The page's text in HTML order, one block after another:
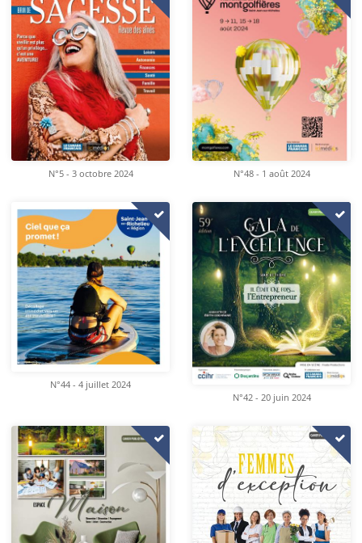
N°5 - 3 octobre 2024 N°48 - 1 août 2024
N°44 - 4 juillet 2024
N°42 - 20 juin 2024